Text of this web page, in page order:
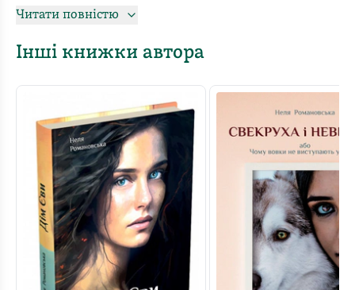
чекає на тих, хто перебуває у посттравматичному
Як подолати біль, перейти горе, чи є життя після подій
Читати повністю
Інші книжки автора